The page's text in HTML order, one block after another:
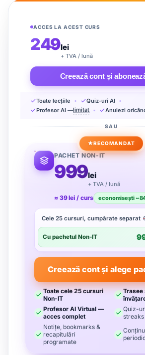
ACCES LA ACEST CURS
249lei
+ TVA / lună
Creează cont și
Toate lecțiile
Quiz-uri AI
Profesor AI —limitat Anulezi
SAU
RECOMANDAT
PACHET NON-IT
999lei
+ TVA / lună
≈ 39 lei / curs economisești
Cele 25 cursuri, cumpărate separat
Cu pachetul Non-IT
Creează cont și alege
Toate cele 25 cursuri
Non-IT
Trasee
Profesor AI Virtual —
acces complet
Quiz-
Notițe, bookmarks &
recapitulări
programate
periodic